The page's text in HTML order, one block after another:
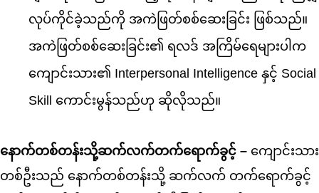
လုပ်ကိုင်ခဲ့သည်ကို အကဲဖြတ်စစ်ဆေးခြင်း ဖြစ်သည်။
အကဲဖြတ်စစ်ဆေးခြင်း၏ ရလဒ် အကြိမ်ရေများပါက
ကျောင်းသား၏ Interpersonal Intelligence နှင့် Social
Skill ကောင်းမွန်သည်ဟု ဆိုလိုသည်။
နောက်တစ်တန်းသို့ဆက်လက်တက်ရောက်ခွင့် – ကျောင်းသား
တစ်ဦးသည် နောက်တစ်တန်းသို့ ဆက်လက် တက်ရောက်ခွင့်